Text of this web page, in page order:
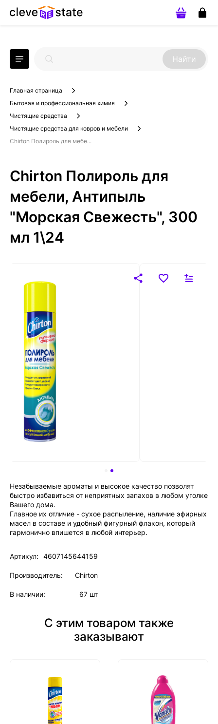
Найти
Главная страница
Бытовая и профессиональная химия
Чистящие средства
Чистящие средства для ковров и мебели
Chirton Полироль для мебе...
Chirton Полироль для
мебели, Антипыль
"Морская Свежесть", 300
мл 1\24
Артикул: 4607145644159
Производитель: Chirton
В наличии: 67 шт
Незабываемые ароматы и высокое качество позволят
быстро избавиться от неприятных запахов в любом уголке
Вашего дома.
Главное их отличие - сухое распыление, наличие эфирных
масел в составе и удобный фигурный флакон, который
гармонично впишется в любой интерьер.
С этим товаром также
заказывают